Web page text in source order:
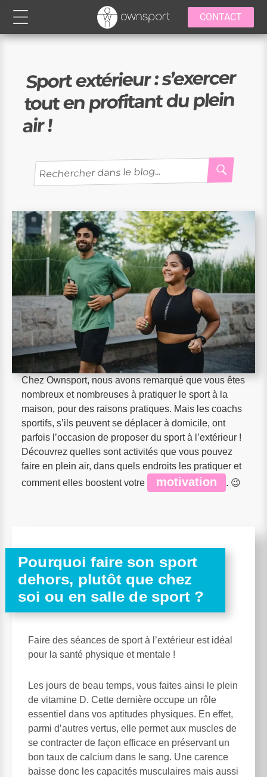
CONTACT
Sport extérieur : s’exercer
tout en profitant du plein
air !
Recherche
pour
Chez Ownsport, nous avons remarqué que vous êtes
nombreux et nombreuses à pratiquer le sport à la
maison, pour des raisons pratiques. Mais les coachs
sportifs, s’ils peuvent se déplacer à domicile, ont
parfois l’occasion de proposer du sport à l’extérieur !
Découvrez quelles sont activités que vous pouvez
faire en plein air, dans quels endroits les pratiquer et
comment elles boostent votre
motivation . 😉
Pourquoi faire son sport
dehors, plutôt que chez
soi ou en salle de sport ?
Faire des séances de sport à l’extérieur est idéal
pour la santé physique et mentale !
Les jours de beau temps, vous faites ainsi le plein
de vitamine D. Cette dernière occupe un rôle
essentiel dans vos aptitudes physiques. En effet,
parmi d’autres vertus, elle permet aux muscles de
se contracter de façon efficace en préservant un
bon taux de calcium dans le sang. Une carence
baisse donc les capacités musculaires mais aussi